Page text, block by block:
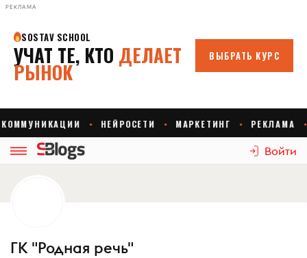
РЕКЛАМА
Войти
ГК "Родная речь"